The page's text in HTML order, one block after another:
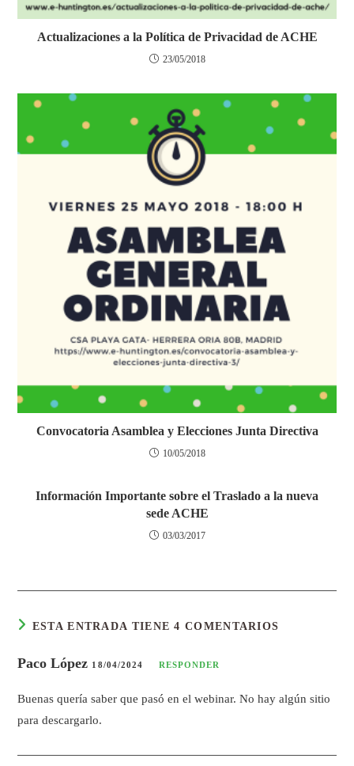
Actualizaciones a la Política de Privacidad de ACHE
23/05/2018
Convocatoria Asamblea y Elecciones Junta Directiva
10/05/2018
Información Importante sobre el Traslado a la nueva
sede ACHE
03/03/2017
ESTA ENTRADA TIENE 4 COMENTARIOS
Paco López 18/04/2024 RESPONDER
Buenas quería saber que pasó en el webinar. No hay algún sitio
para descargarlo.